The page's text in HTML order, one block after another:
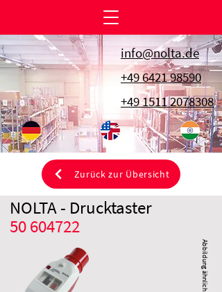
info@nolta.de
+49 6421 98590
+49 1511 2078308
Zurück zur Übersicht
50 604722
NOLTA - Drucktaster
Abbildung ähnlich